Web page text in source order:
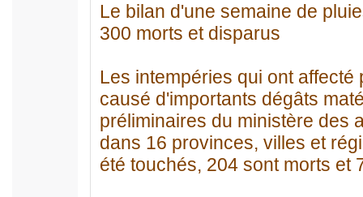
Le bilan d'une semaine de
300 morts et disparus
Les intempéries qui ont
causé d'importants dégâts
préliminaires du ministère des
dans 16 provinces, villes et
été touchés, 204 sont morts et